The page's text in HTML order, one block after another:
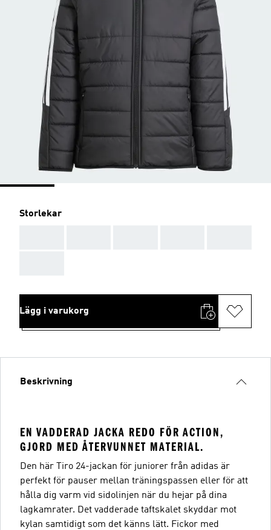
Storlekar
Lägg i varukorg
Beskrivning
EN VADDERAD JACKA REDO FÖR ACTION,
GJORD MED ÅTERVUNNET MATERIAL.
Den här Tiro 24-jackan för juniorer från adidas är
perfekt för pauser mellan träningspassen eller för att
hålla dig varm vid sidolinjen när du hejar på dina
lagkamrater. Det vadderade taftskalet skyddar mot
kylan samtidigt som det känns lätt. Fickor med